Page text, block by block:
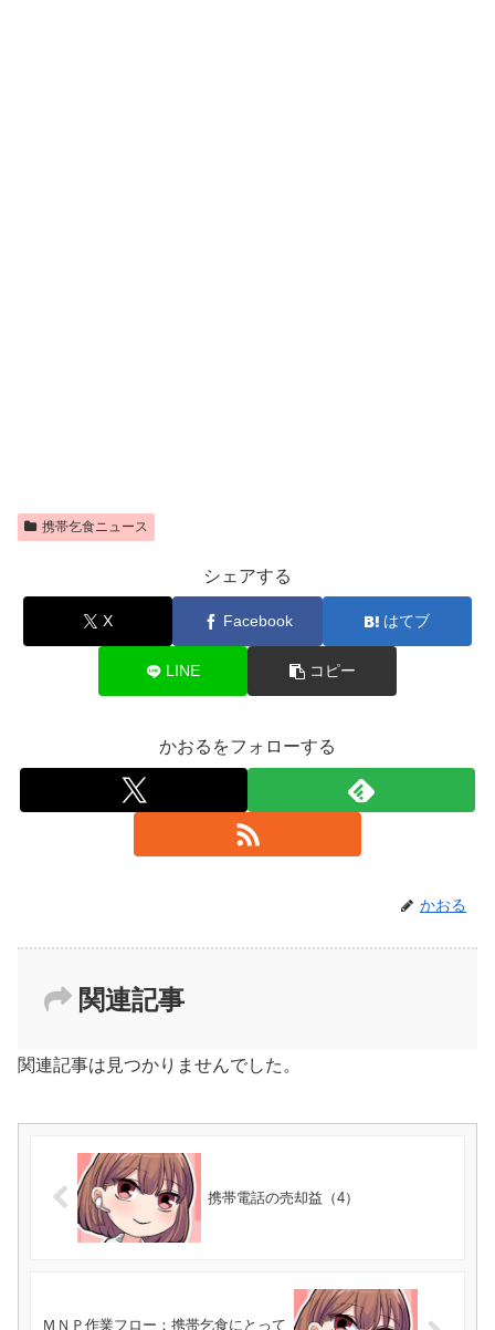
携帯乞食ニュース
シェアする
X Facebook はてブ
LINE コピー
かおるをフォローする
かおる
関連記事
関連記事は見つかりませんでした。
携帯電話の売却益（4）
ＭＮＰ作業フロー：携帯乞食にとって